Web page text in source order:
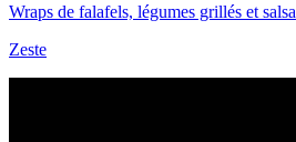
Wraps de falafels, légumes grillés et salsa
Zeste